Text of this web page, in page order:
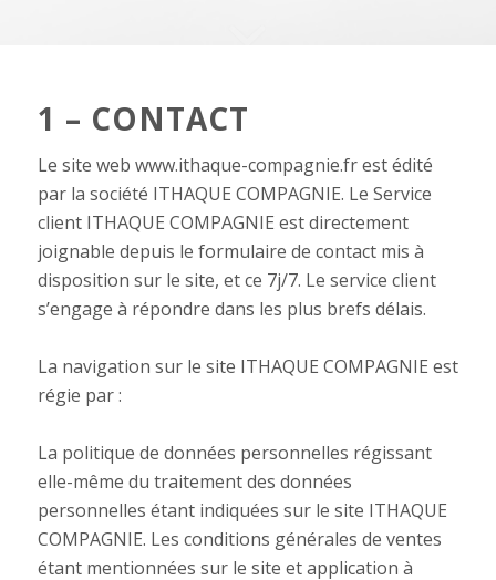
1 – CONTACT
Le site web www.ithaque-compagnie.fr est édité
par la société ITHAQUE COMPAGNIE. Le Service
client ITHAQUE COMPAGNIE est directement
joignable depuis le formulaire de contact mis à
disposition sur le site, et ce 7j/7. Le service client
s’engage à répondre dans les plus brefs délais.
La navigation sur le site ITHAQUE COMPAGNIE est
régie par :
La politique de données personnelles régissant
elle-même du traitement des données
personnelles étant indiquées sur le site ITHAQUE
COMPAGNIE. Les conditions générales de ventes
étant mentionnées sur le site et application à